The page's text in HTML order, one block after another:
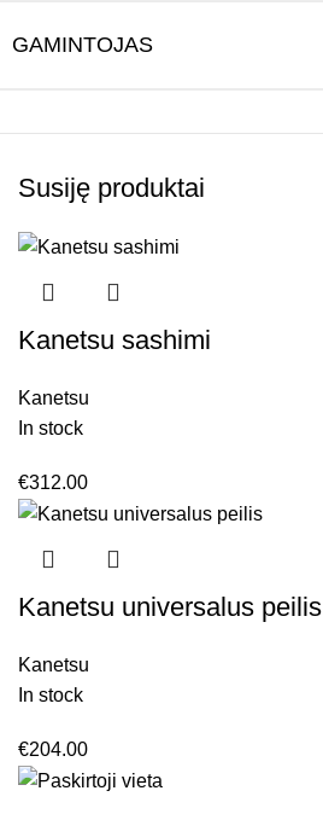
GAMINTOJAS
Susiję produktai
Kanetsu sashimi
Kanetsu
In stock
€312.00
Kanetsu universalus peilis
Kanetsu
In stock
€204.00